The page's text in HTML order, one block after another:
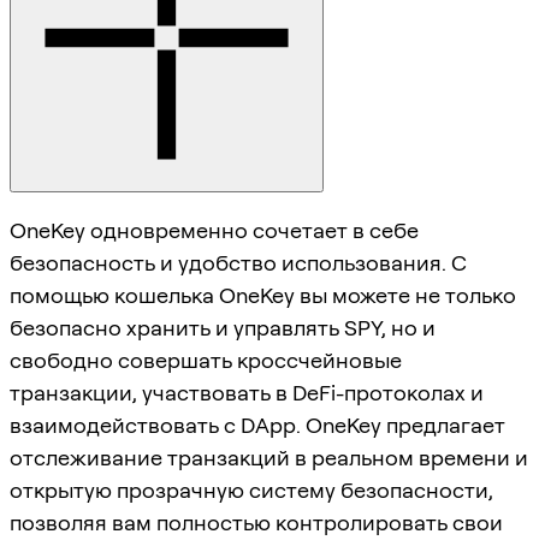
OneKey одновременно сочетает в себе
безопасность и удобство использования. С
помощью кошелька OneKey вы можете не только
безопасно хранить и управлять SPY, но и
свободно совершать кроссчейновые
транзакции, участвовать в DeFi-протоколах и
взаимодействовать с DApp. OneKey предлагает
отслеживание транзакций в реальном времени и
открытую прозрачную систему безопасности,
позволяя вам полностью контролировать свои